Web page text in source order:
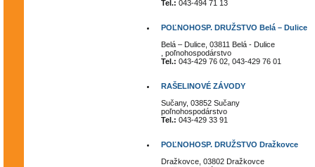
Tel.: 043-494 71 13
POĽNOHOSP. DRUŽSTVO Belá – Dulice
Belá – Dulice, 03811 Belá - Dulice
, poľnohospodárstvo
Tel.: 043-429 76 02, 043-429 76 01
RAŠELINOVÉ ZÁVODY
Sučany, 03852 Sučany
poľnohospodárstvo
Tel.: 043-429 33 91
POĽNOHOSP. DRUŽSTVO Dražkovce
Dražkovce, 03802 Dražkovce